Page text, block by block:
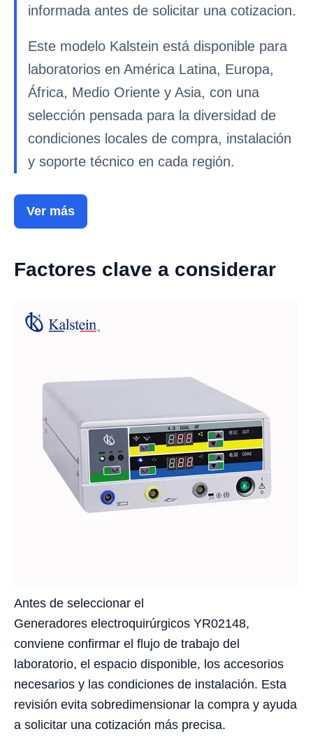
informada antes de solicitar una cotizacion.
Este modelo Kalstein está disponible para
laboratorios en América Latina, Europa,
África, Medio Oriente y Asia, con una
selección pensada para la diversidad de
condiciones locales de compra, instalación
y soporte técnico en cada región.
Ver más
Factores clave a considerar
Antes de seleccionar el
Generadores electroquirúrgicos YR02148,
conviene confirmar el flujo de trabajo del
laboratorio, el espacio disponible, los accesorios
necesarios y las condiciones de instalación. Esta
revisión evita sobredimensionar la compra y ayuda
a solicitar una cotización más precisa.